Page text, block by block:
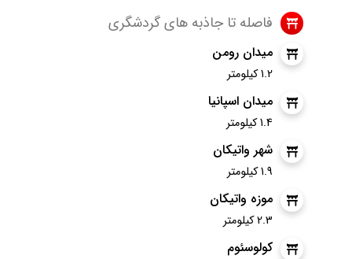
فاصله تا جاذبه های گردشگری
میدان رومن
1.2 کیلومتر
میدان اسپانیا
1.4 کیلومتر
شهر واتیکان
1.9 کیلومتر
موزه واتیکان
2.3 کیلومتر
کولوسئوم